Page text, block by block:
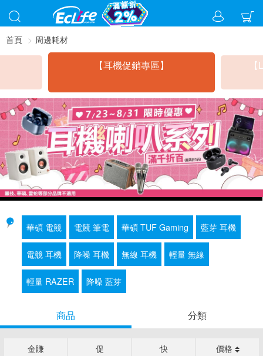
首頁 周邊耗材
【耳機促銷專區】
華碩 電競 電競 筆電 華碩 TUF Gaming 藍芽 耳機
電競 耳機 降噪 耳機 無線 耳機 輕量 無線
輕量 RAZER 降噪 藍芽
商品 分類
金賺 促 快 價格